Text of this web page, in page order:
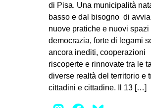
di Pisa. Una municipalità
basso e dal bisogno di
nuove pratiche e nuovi spazi
democrazia, forte di legami
ancora inediti, cooperazioni
riscoperte e rinnovate tra le
diverse realtà del territorio e
cittadini e cittadine. Il 13 […]